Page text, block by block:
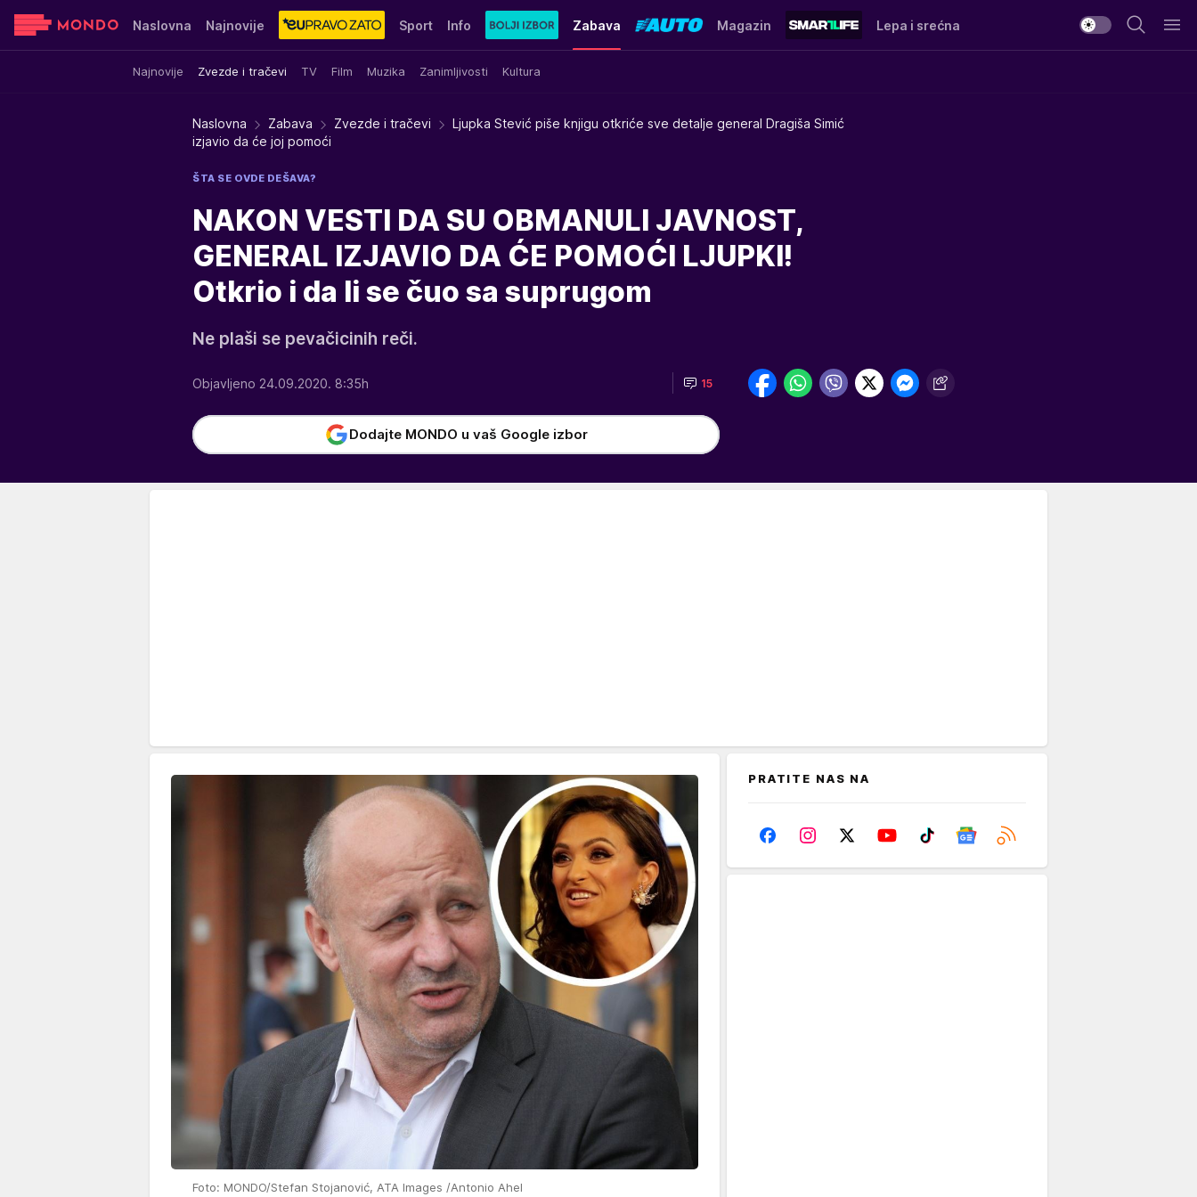
Naslovna Najnovije Sport Info Zabava
Najnovije Zvezde i tračevi TV Film Muzika Zanimljivosti Kultura
Magazin Lepa i srećna
Sensa Stvar ukusa Yumama
Naslovna Zabava Zvezde i tračevi
Ljupka Stević piše knjigu otkriće sve detalje general Dragiša Simić
izjavio da će joj pomoći
ŠTA SE OVDE DEŠAVA?
NAKON VESTI DA SU OBMANULI JAVNOST,
GENERAL IZJAVIO DA ĆE POMOĆI LJUPKI!
Otkrio i da li se čuo sa suprugom
Ne plaši se pevačicinih reči.
Objavljeno 24.09.2020. 8:35h 15
Dodajte MONDO u vaš Google izbor
Foto: MONDO/Stefan Stojanović, ATA Images /Antonio Ahel
PRATITE NAS NA